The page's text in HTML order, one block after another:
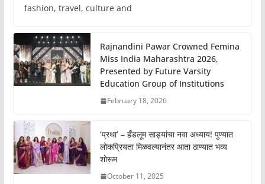
fashion, travel, culture and
Rajnandini Pawar Crowned Femina
Miss India Maharashtra 2026,
Presented by Future Varsity
Education Group of Institutions
February 18, 2026
‘प्रथा’ – हँडलूम साड्यांचा नवा अध्याय! पुण्यात
लोकप्रियता मिळवल्यानंतर आता ठाण्यात भव्य
शोरूम
October 11, 2025